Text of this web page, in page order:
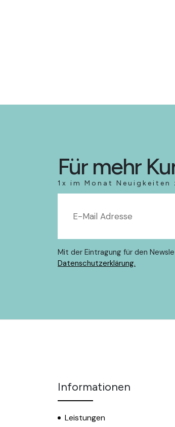
Für mehr
1x im Monat
Mit der Eintragung für den
Datenschutzerklärung.
Informationen
Leistungen